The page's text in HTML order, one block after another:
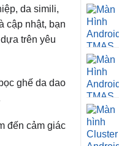
da simili,
cập nhật, bạn
trên yêu
ghế da dao
đến cảm giác